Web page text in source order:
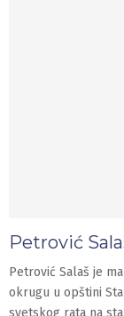
Petrović
Petrović Salaš je
okrugu u opštini